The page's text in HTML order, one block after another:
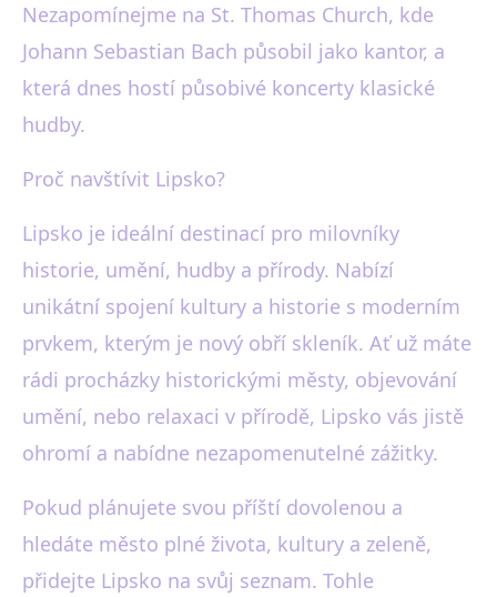
Nezapomínejme na St. Thomas Church, kde
Johann Sebastian Bach působil jako kantor, a
která dnes hostí působivé koncerty klasické
hudby.
Proč navštívit Lipsko?
Lipsko je ideální destinací pro milovníky
historie, umění, hudby a přírody. Nabízí
unikátní spojení kultury a historie s moderním
prvkem, kterým je nový obří skleník. Ať už máte
rádi procházky historickými městy, objevování
umění, nebo relaxaci v přírodě, Lipsko vás jistě
ohromí a nabídne nezapomenutelné zážitky.
Pokud plánujete svou příští dovolenou a
hledáte město plné života, kultury a zeleně,
přidejte Lipsko na svůj seznam. Tohle